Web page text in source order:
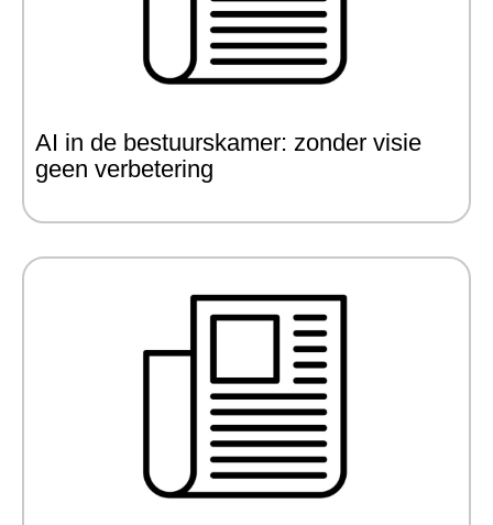
AI in de bestuurskamer: zonder visie
geen verbetering